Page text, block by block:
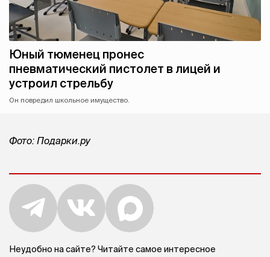
Юный тюменец пронес
пневматический пистолет в лицей и
устроил стрельбу
Он повредил школьное имущество.
Фото: Подарки.ру
Неудобно на сайте? Читайте самое интересное